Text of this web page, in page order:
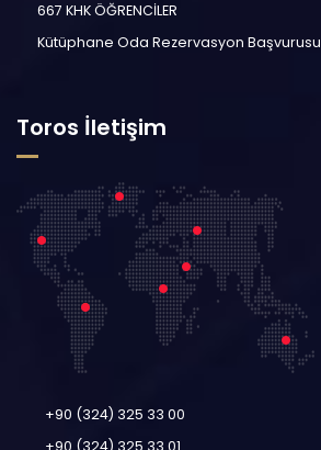
667 KHK ÖĞRENCİLER
Kütüphane Oda Rezervasyon Başvurusu
Toros İletişim
+90 (324) 325 33 00
+90 (324) 325 33 01